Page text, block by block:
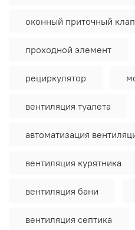
оконный приточный
проходной элемент
рециркулятор
вентиляция туалета
автоматизация
вентиляция курятника
вентиляция бани
вентиляция септика